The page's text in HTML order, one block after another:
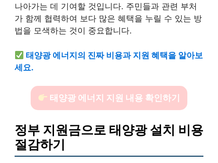
나아가는 데 기여할 것입니다. 주민들과 관련 부처
가 함께 협력하여 보다 많은 혜택을 누릴 수 있는 방
법을 모색하는 것이 중요합니다.
태양광 에너지의 진짜 비용과 지원 혜택을 알아보
세요.
태양광 에너지 지원 내용 확인하기
정부 지원금으로 태양광 설치 비용
절감하기